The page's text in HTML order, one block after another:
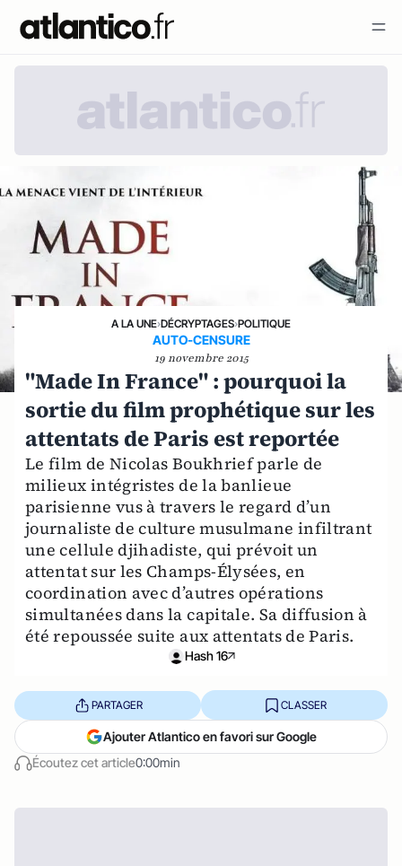
A LA UNE›DÉCRYPTAGES›POLITIQUE
AUTO-CENSURE
19 novembre 2015
"Made In France" : pourquoi la
sortie du film prophétique sur les
attentats de Paris est reportée
Le film de Nicolas Boukhrief parle de
milieux intégristes de la banlieue
parisienne vus à travers le regard d’un
journaliste de culture musulmane infiltrant
une cellule djihadiste, qui prévoit un
attentat sur les Champs-Élysées, en
coordination avec d’autres opérations
simultanées dans la capitale. Sa diffusion à
été repoussée suite aux attentats de Paris.
Hash 16
Écoutez cet article0:00min
PARTAGER CLASSER
Ajouter Atlantico en favori sur Google